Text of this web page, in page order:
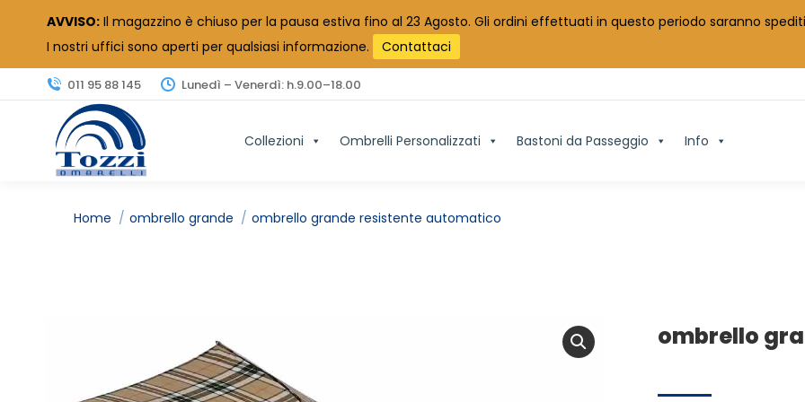
AVVISO: Il magazzino è chiuso per la pausa estiva fino al 23 Agosto. Gli ordini effettuati in questo periodo saranno
I nostri uffici sono aperti per qualsiasi informazione.
Contattaci
011 95 88 145 Lunedì – Venerdì: h.9.00–18.00
Collezioni Ombrelli Personalizzati Bastoni da Passeggio Info
Home ombrello grande ombrello grande resistente automatico
ombrello